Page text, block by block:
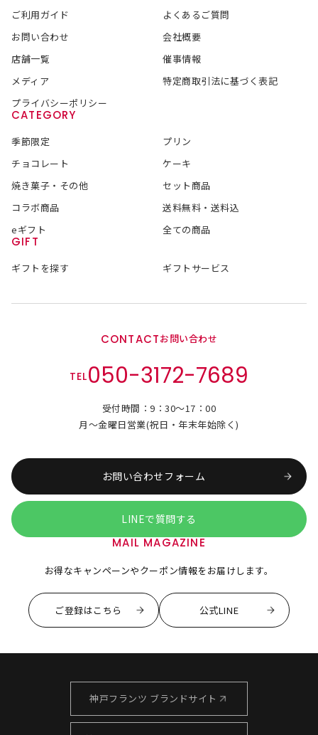
ご利用ガイド
よくあるご質問
お問い合わせ
会社概要
店舗一覧
催事情報
メディア
特定商取引法に基づく表記
プライバシーポリシー
CATEGORY
季節限定
プリン
チョコレート
ケーキ
焼き菓子・その他
セット商品
コラボ商品
送料無料・送料込
eギフト
全ての商品
GIFT
ギフトを探す ギフトサービス
CONTACTお問い合わせ
TEL050-3172-7689
受付時間：9：30～17：00
月～金曜日営業(祝日・年末年始除く)
お問い合わせフォーム
LINEで質問する
MAIL MAGAZINE
お得なキャンペーンやクーポン情報をお届けします。
ご登録はこちら 公式LINE
神戸フランツ ブランドサイト